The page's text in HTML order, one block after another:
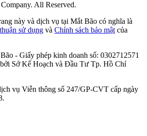
All Reserved.
này và dịch vụ tại Mắt Bão có nghĩa là
sử dụng và Chính sách bảo mật của
- Giấy phép kinh doanh số: 0302712571
Sở Kế Hoạch và Đầu Tư Tp. Hồ Chí
vụ Viễn thông số 247/GP-CVT cấp ngày